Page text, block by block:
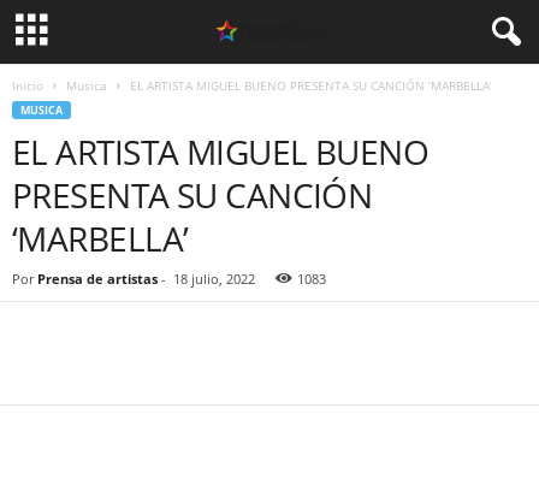
Inicio Musica EL ARTISTA MIGUEL BUENO PRESENTA SU CANCIÓN ‘MARBELLA’
MUSICA
EL ARTISTA MIGUEL BUENO
PRESENTA SU CANCIÓN
‘MARBELLA’
Por Prensa de artistas - 18 julio, 2022 1083